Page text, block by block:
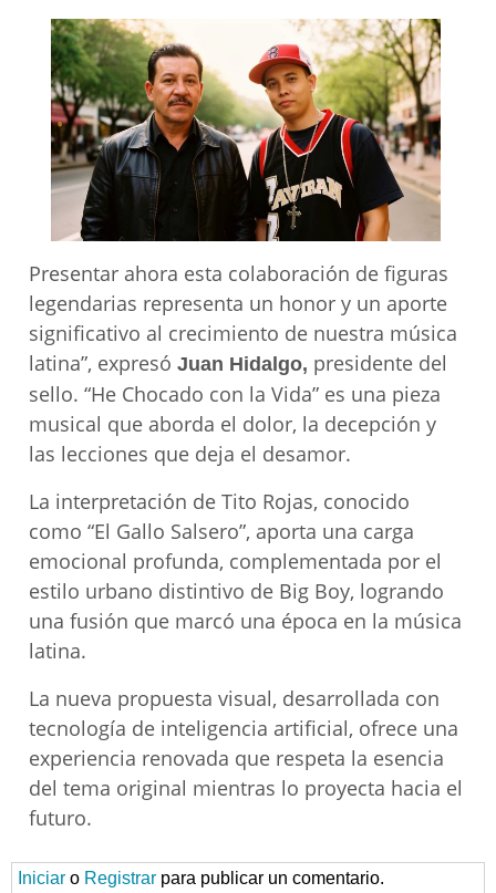
Presentar ahora esta colaboración de figuras
legendarias representa un honor y un aporte
significativo al crecimiento de nuestra música
latina”, expresó Juan Hidalgo, presidente del
sello. “He Chocado con la Vida” es una pieza
musical que aborda el dolor, la decepción y
las lecciones que deja el desamor.
La interpretación de Tito Rojas, conocido
como “El Gallo Salsero”, aporta una carga
emocional profunda, complementada por el
estilo urbano distintivo de Big Boy, logrando
una fusión que marcó una época en la música
latina.
La nueva propuesta visual, desarrollada con
tecnología de inteligencia artificial, ofrece una
experiencia renovada que respeta la esencia
del tema original mientras lo proyecta hacia el
futuro.
Iniciar o Registrar para publicar un comentario.